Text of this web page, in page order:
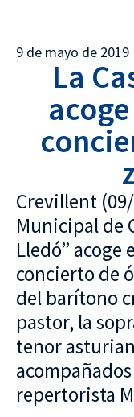
9 de mayo de 2019
La
Crevillent
Municipal de
Lledó” acoge
concierto de
del barítono
pastor, la
tenor
repertorista